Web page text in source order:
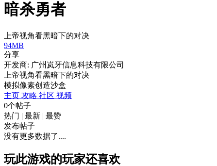
暗杀勇者
上帝视角看黑暗下的对决
94MB
分享
开发商: 广州岚牙信息科技有限公司
上帝视角看黑暗下的对决
模拟像素创造沙盒
主页 攻略 社区 视频
0个帖子
热门 | 最新 | 最赞
发布帖子
没有更多数据了....
玩此游戏的玩家还喜欢